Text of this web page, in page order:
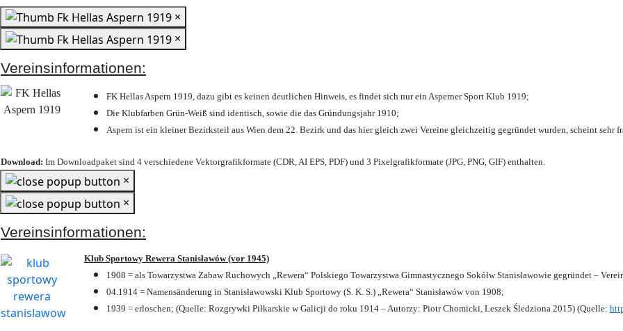
×
×
Vereinsinformationen:
FK Hellas Aspern 1919, dazu gibt es keinen deutlichen Hinweis, es findet sich nur ein Asperner Sport Klub 1919;
Die Klubfarben Grün-Weiß sind identisch, sowie die das Gründungsjahr 1910;
Aspern ist ein kleiner Bezirksteil aus Wien dem 22. Bezirk und das hier gleich zwei Vereine gleichzeitig gegründet wurden, scheint sehr
Download: Im Downloadpaket sind 4 verschiedene Vektorgrafikformate (CDR, AI EPS, PDF) und 3 Pixelgrafikformate (JPG, PNG, GIF) enthalten.
×
×
Vereinsinformationen:
Klub Sportowy Rewera Stanisławów (vor 1945)
1908 = als Towarzystwa Zabaw Ruchowych „Rewera“ Polskiego Towarzystwa Gimnastycznego Sokółw Stanisławowie gegründet –
04.1914 = Namensänderung in Stanisławowski Klub Sportowy (S. K. S.) „Rewera“ Stanisławów von 1908;
1939 = erloschen; (Quelle: Rozgrywki Piłkarskie w Galicji do roku 1914 – Autorzy: Piotr Chomicki, Leszek Śledziona 2015) (Quelle: